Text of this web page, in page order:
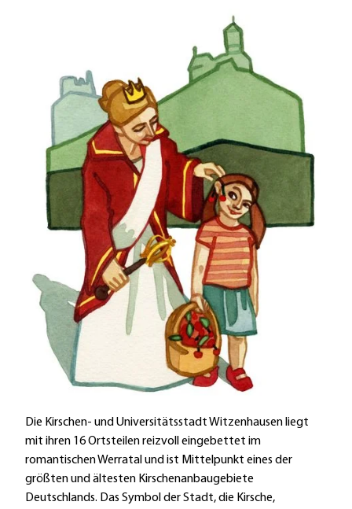
Die Kirschen- und Universitätsstadt Witzenhausen liegt
mit ihren 16 Ortsteilen reizvoll eingebettet im
romantischen Werratal und ist Mittelpunkt eines der
größten und ältesten Kirschenanbaugebiete
Deutschlands. Das Symbol der Stadt, die Kirsche,